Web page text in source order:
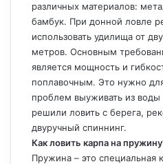
различных материалов:
бамбук. При донной ловле
использовать удилища от
метров. Основным
является мощность и
поплавочным. Это нужно
проблем выуживать из
решили ловить с берега,
двуручный спиннинг.
Как ловить карпа на
Пружина – это специальная